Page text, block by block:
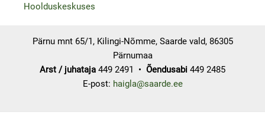
Hoolduskeskuses
Pärnu mnt 65/1, Kilingi-Nõmme, Saarde vald, 86305
Pärnumaa
Arst / juhataja 449 2491 • Õendusabi 449 2485
E-post: haigla@saarde.ee